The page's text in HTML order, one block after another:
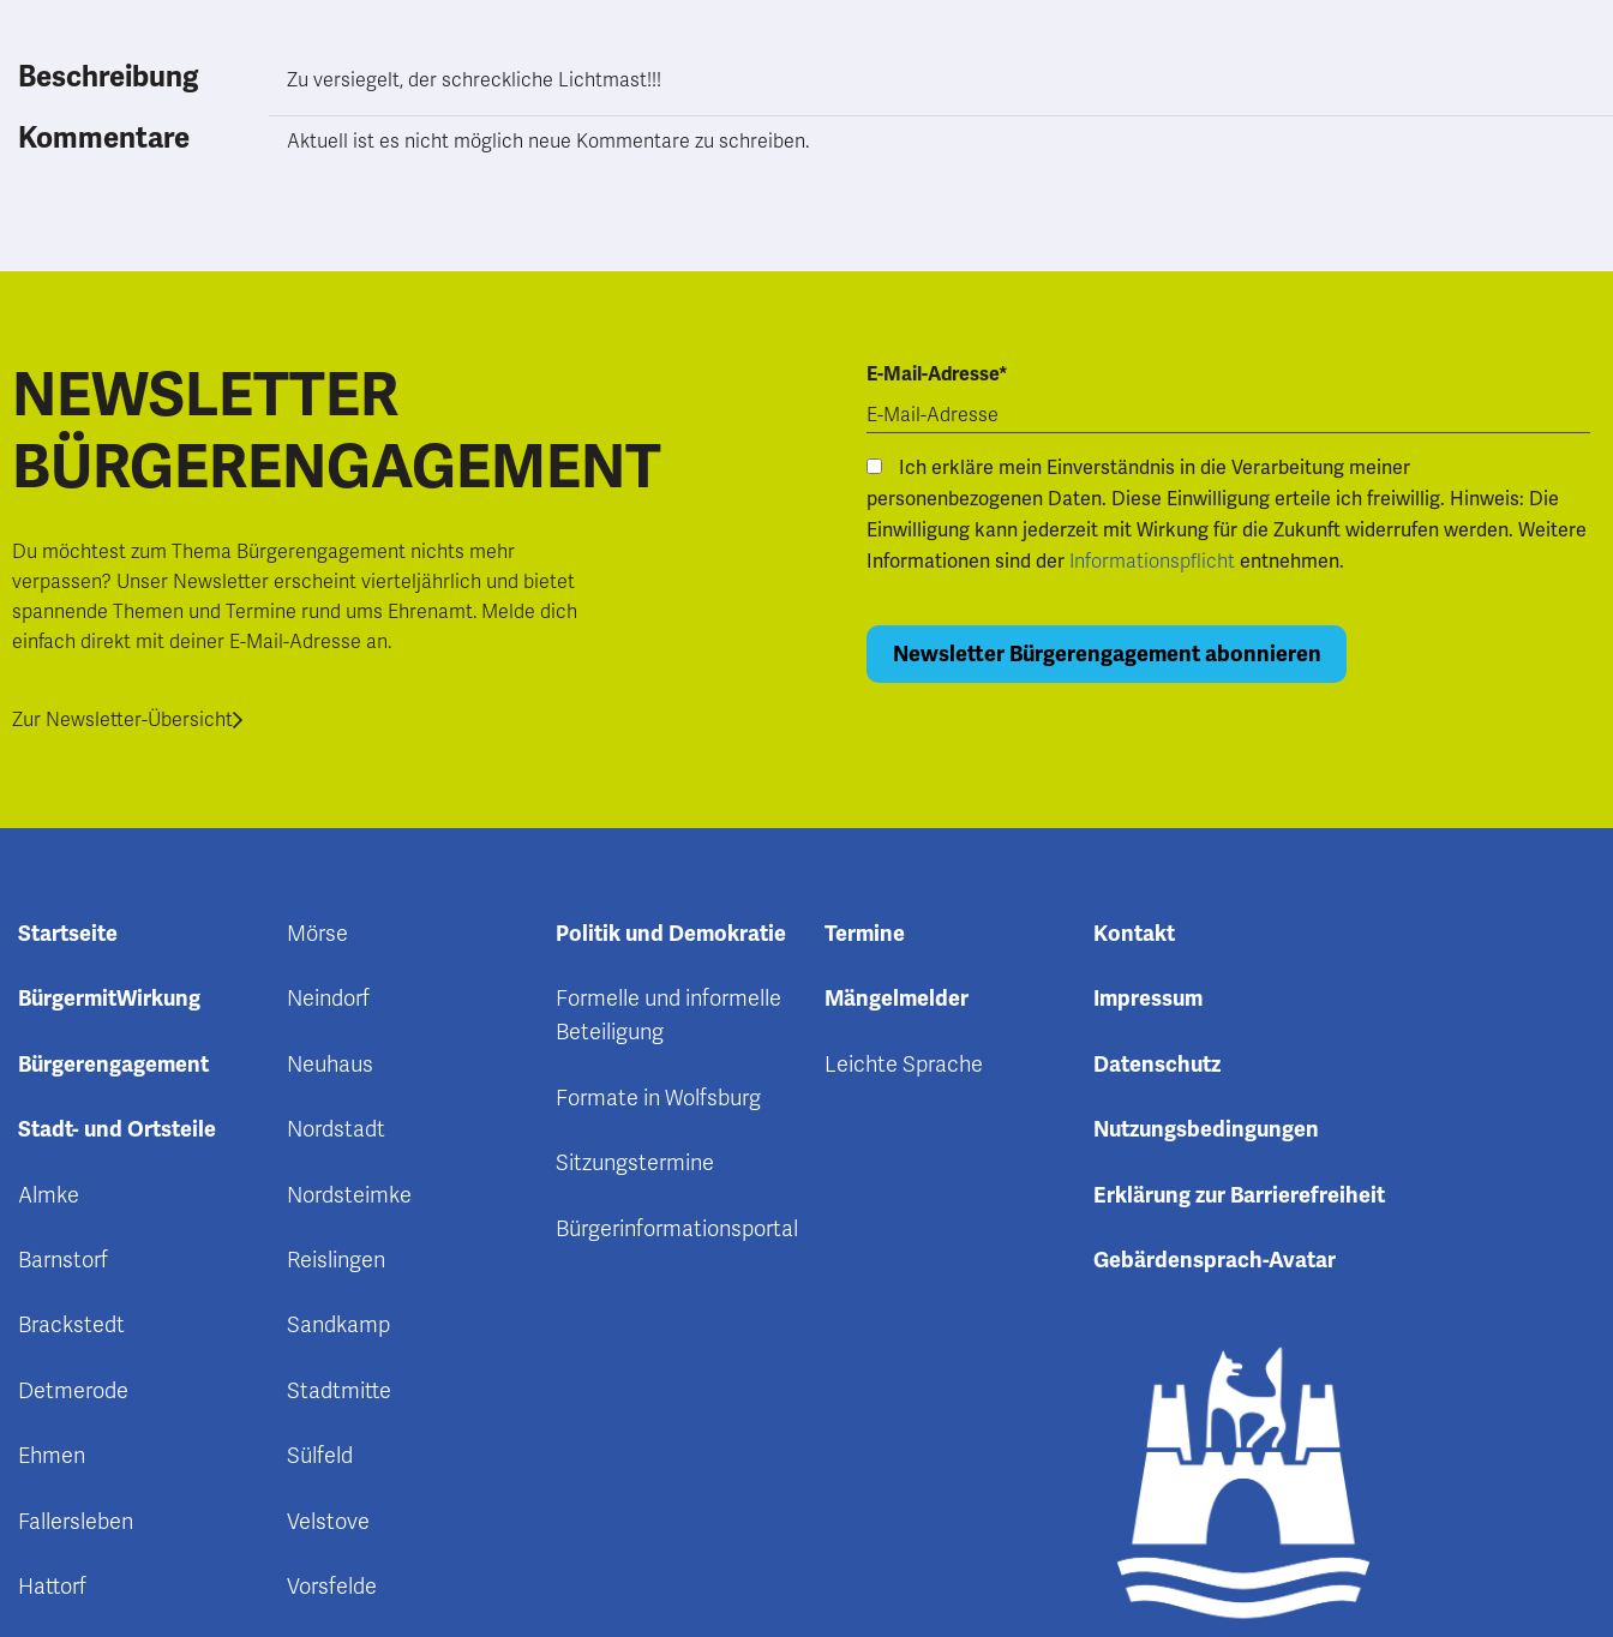
Beschreibung Zu versiegelt, der schreckliche Lichtmast!!!
Kommentare Aktuell ist es nicht möglich neue Kommentare zu schreiben.
NEWSLETTER
BÜRGERENGAGEMENT
Du möchtest zum Thema Bürgerengagement nichts mehr
verpassen? Unser Newsletter erscheint vierteljährlich und bietet
spannende Themen und Termine rund ums Ehrenamt. Melde dich
einfach direkt mit deiner E-Mail-Adresse an.
Zur Newsletter-Übersicht
E-Mail-Adresse*
Ich erkläre mein Einverständnis in die Verarbeitung meiner
personenbezogenen Daten. Diese Einwilligung erteile ich freiwillig. Hinweis: Die
Einwilligung kann jederzeit mit Wirkung für die Zukunft widerrufen werden. Weitere
Informationen sind der Informationspflicht entnehmen.
Startseite
BürgermitWirkung
Bürgerengagement
Stadt- und Ortsteile
Almke
Barnstorf
Brackstedt
Detmerode
Ehmen
Fallersleben
Hattorf
Mörse
Neindorf
Neuhaus
Nordstadt
Nordsteimke
Reislingen
Sandkamp
Stadtmitte
Sülfeld
Velstove
Vorsfelde
Politik und Demokratie
Formelle und informelle
Beteiligung
Formate in Wolfsburg
Sitzungstermine
Bürgerinformationsportal
Termine
Mängelmelder
Leichte Sprache
Kontakt
Impressum
Datenschutz
Nutzungsbedingungen
Erklärung zur Barrierefreiheit
Gebärdensprach-Avatar